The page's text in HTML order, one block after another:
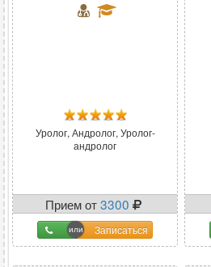
Уролог, Андролог, Уролог-
андролог
Прием от3300
Записаться